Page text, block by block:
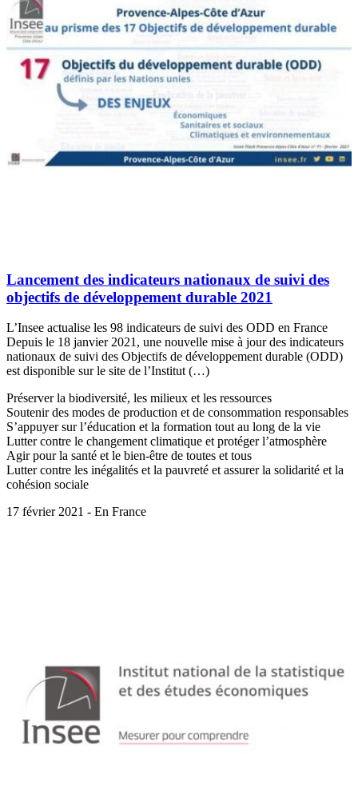
Lancement des indicateurs nationaux de suivi des
objectifs de développement durable 2021
L’Insee actualise les 98 indicateurs de suivi des ODD en France
Depuis le 18 janvier 2021, une nouvelle mise à jour des indicateurs
nationaux de suivi des Objectifs de développement durable (ODD)
est disponible sur le site de l’Institut (…)
Préserver la biodiversité, les milieux et les ressources
Soutenir des modes de production et de consommation responsables
S’appuyer sur l’éducation et la formation tout au long de la vie
Lutter contre le changement climatique et protéger l’atmosphère
Agir pour la santé et le bien-être de toutes et tous
Lutter contre les inégalités et la pauvreté et assurer la solidarité et la
cohésion sociale
17 février 2021 - En France